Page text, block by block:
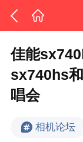
佳能
sx740hs
唱会
相机论坛